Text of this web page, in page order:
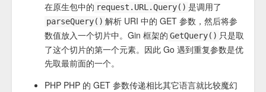
在原生包中的 request.URL.Query() 是调用了
parseQuery() 解析 URI 中的 GET 参数，然后将参
数值放入一个切片中。Gin 框架的 GetQuery() 只是取
了这个切片的第一个元素。因此 Go 遇到重复参数是优
先取最前面的一个。
PHP PHP 的 GET 参数传递相比其它语言就比较魔幻